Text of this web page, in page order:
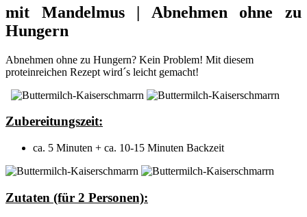
mit Mandelmus | Abnehmen ohne zu
Hungern
Abnehmen ohne zu Hungern? Kein Problem! Mit diesem
proteinreichen Rezept wird´s leicht gemacht!
Zubereitungszeit:
ca. 5 Minuten + ca. 10-15 Minuten Backzeit
Zutaten (für 2 Personen):